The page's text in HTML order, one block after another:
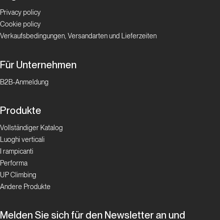
Privacy policy
Cookie policy
Verkaufsbedingungen, Versandarten und Lieferzeiten
Für Unternehmen
B2B-Anmeldung
Produkte
Vollständiger Katalog
Luoghi verticali
I rampicanti
Performa
UP Climbing
Andere Produkte
Melden Sie sich für den Newsletter an und